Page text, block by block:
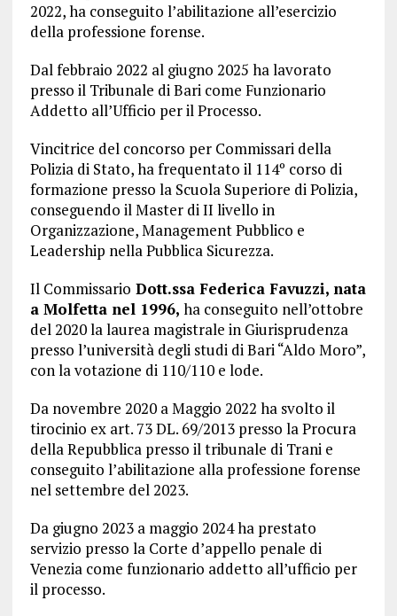
2022, ha conseguito l’abilitazione all’esercizio
della professione forense.
Dal febbraio 2022 al giugno 2025 ha lavorato
presso il Tribunale di Bari come Funzionario
Addetto all’Ufficio per il Processo.
Vincitrice del concorso per Commissari della
Polizia di Stato, ha frequentato il 114º corso di
formazione presso la Scuola Superiore di Polizia,
conseguendo il Master di II livello in
Organizzazione, Management Pubblico e
Leadership nella Pubblica Sicurezza.
Il Commissario Dott.ssa Federica Favuzzi, nata
a Molfetta nel 1996, ha conseguito nell’ottobre
del 2020 la laurea magistrale in Giurisprudenza
presso l’università degli studi di Bari “Aldo Moro”,
con la votazione di 110/110 e lode.
Da novembre 2020 a Maggio 2022 ha svolto il
tirocinio ex art. 73 DL. 69/2013 presso la Procura
della Repubblica presso il tribunale di Trani e
conseguito l’abilitazione alla professione forense
nel settembre del 2023.
Da giugno 2023 a maggio 2024 ha prestato
servizio presso la Corte d’appello penale di
Venezia come funzionario addetto all’ufficio per
il processo.